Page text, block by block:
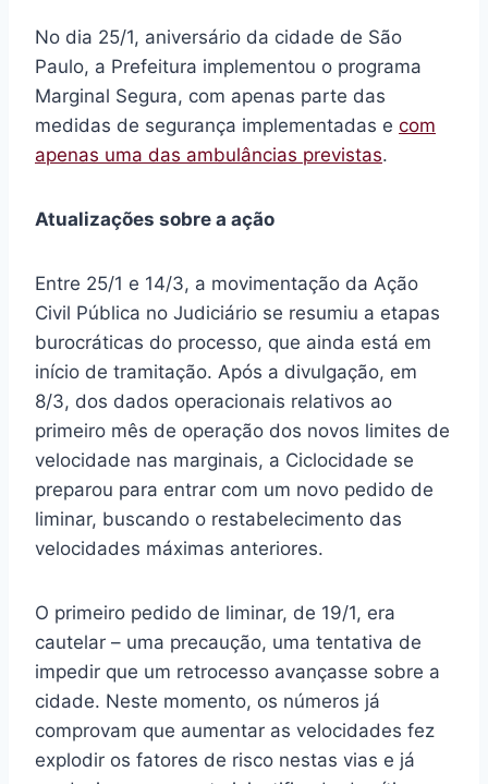
No dia 25/1, aniversário da cidade de São
Paulo, a Prefeitura implementou o programa
Marginal Segura, com apenas parte das
medidas de segurança implementadas e com
apenas uma das ambulâncias previstas.
Atualizações sobre a ação
Entre 25/1 e 14/3, a movimentação da Ação
Civil Pública no Judiciário se resumiu a etapas
burocráticas do processo, que ainda está em
início de tramitação. Após a divulgação, em
8/3, dos dados operacionais relativos ao
primeiro mês de operação dos novos limites de
velocidade nas marginais, a Ciclocidade se
preparou para entrar com um novo pedido de
liminar, buscando o restabelecimento das
velocidades máximas anteriores.
O primeiro pedido de liminar, de 19/1, era
cautelar – uma precaução, uma tentativa de
impedir que um retrocesso avançasse sobre a
cidade. Neste momento, os números já
comprovam que aumentar as velocidades fez
explodir os fatores de risco nestas vias e já